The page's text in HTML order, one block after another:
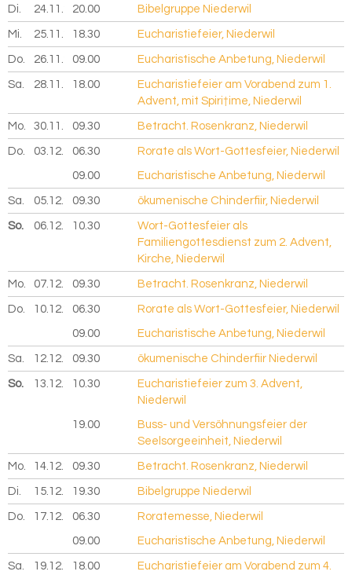
Di. 24.11. 2026
20.00 Bibelgruppe Niederwil
Mi. 25.11. 2026
18.30 Eucharistiefeier, Niederwil
Do. 26.11. 2026
09.00 Eucharistische Anbetung, Niederwil
Sa. 28.11. 2026
18.00
Eucharistiefeier am Vorabend zum 1.
Advent, mit Spiri†ime, Niederwil
Mo. 30.11. 2026
09.30 Betracht. Rosenkranz, Niederwil
Do. 03.12. 2026
06.30 Rorate als Wort-Gottesfeier, Niederwil
09.00 Eucharistische Anbetung, Niederwil
Sa. 05.12. 2026
09.30 ökumenische Chinderfiir, Niederwil
So. 06.12. 2026
10.30
Wort-Gottesfeier als
Familiengottesdienst zum 2. Advent,
Kirche, Niederwil
Mo. 07.12. 2026
09.30 Betracht. Rosenkranz, Niederwil
Do. 10.12. 2026
06.30 Rorate als Wort-Gottesfeier, Niederwil
09.00 Eucharistische Anbetung, Niederwil
Sa. 12.12. 2026
09.30 ökumenische Chinderfiir Niederwil
So. 13.12. 2026
10.30
Eucharistiefeier zum 3. Advent,
Niederwil
19.00
Buss- und Versöhnungsfeier der
Seelsorgeeinheit, Niederwil
Mo. 14.12. 2026
09.30 Betracht. Rosenkranz, Niederwil
Di. 15.12. 2026
19.30 Bibelgruppe Niederwil
Do. 17.12. 2026
06.30 Roratemesse, Niederwil
09.00 Eucharistische Anbetung, Niederwil
Sa. 19.12. 2026
18.00
Eucharistiefeier am Vorabend zum 4.